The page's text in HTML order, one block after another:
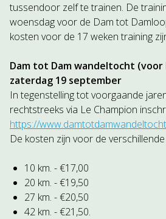
tussendoor zelf te trainen. De
woensdag voor de Dam tot
kosten voor de 17 weken training
Dam tot Dam wandeltocht (voor
zaterdag 19 september
In tegenstelling tot voorgaande
rechtstreeks via Le Champion
https://
De kosten zijn voor de
10 km. - €17,00
20 km. - €19,50
27 km. - €20,50
42 km. - €21,50.